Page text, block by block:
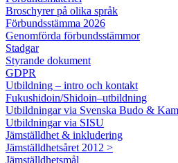
Broschyrer på olika språk
Förbundsstämma 2026
Genomförda förbundsstämmor
Stadgar
Styrande dokument
GDPR
Utbildning – intro och kontakt
Fukushidoin/Shidoin–utbildning
Utbildningar via Svenska Budo &
Utbildningar via SISU
Jämställdhet & inkludering
Jämställdhetsåret 2012 >
Jämställdhetsmål